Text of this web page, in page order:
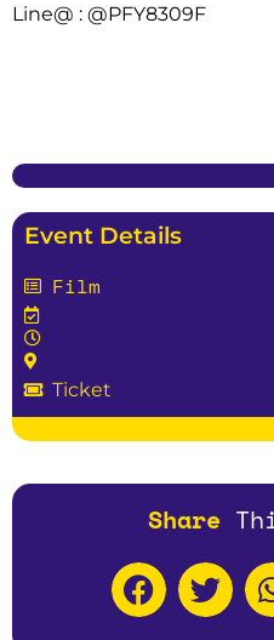
Line@ : @PFY8309F
Event Details
Film
Ticket
Share Th